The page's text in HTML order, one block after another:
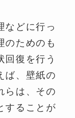
などに行っ
のためのも
回復を行う
ば、壁紙の
らは、その
することが